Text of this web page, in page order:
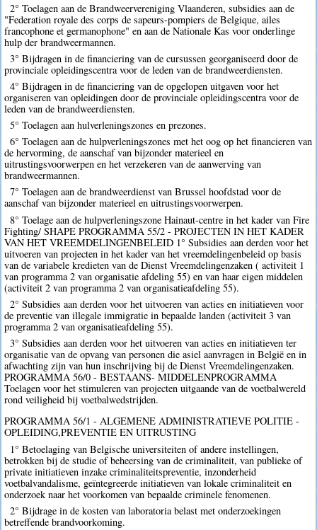
2° Toelagen aan de Brandweervereniging Vlaanderen, subsidies aan de
"Federation royale des corps de sapeurs-pompiers de Belgique, ailes
francophone et germanophone" en aan de Nationale Kas voor onderlinge
hulp der brandweermannen.
3° Bijdragen in de financiering van de cursussen georganiseerd door de
provinciale opleidingscentra voor de leden van de brandweerdiensten.
4° Bijdragen in de financiering van de opgelopen uitgaven voor het
organiseren van opleidingen door de provinciale opleidingscentra voor de
leden van de brandweerdiensten.
5° Toelagen aan hulverleningszones en prezones.
6° Toelagen aan de hulpverleningszones met het oog op het financieren van
de hervorming, de aanschaf van bijzonder materieel en
uitrustingsvoorwerpen en het verzekeren van de aanwerving van
brandweermannen.
7° Toelagen aan de brandweerdienst van Brussel hoofdstad voor de
aanschaf van bijzonder materieel en uitrustingsvoorwerpen.
8° Toelage aan de hulpverleningszone Hainaut-centre in het kader van Fire
Fighting/ SHAPE PROGRAMMA 55/2 - PROJECTEN IN HET KADER
VAN HET VREEMDELINGENBELEID 1° Subsidies aan derden voor het
uitvoeren van projecten in het kader van het vreemdelingenbeleid op basis
van de variabele kredieten van de Dienst Vreemdelingenzaken ( activiteit 1
van programma 2 van organisatie afdeling 55) en van haar eigen middelen
(activiteit 2 van programma 2 van organisatieafdeling 55).
2° Subsidies aan derden voor het uitvoeren van acties en initiatieven voor
de preventie van illegale immigratie in bepaalde landen (activiteit 3 van
programma 2 van organisatieafdeling 55).
3° Subsidies aan derden voor het uitvoeren van acties en initiatieven ter
organisatie van de opvang van personen die asiel aanvragen in België en in
afwachting zijn van hun inschrijving bij de Dienst Vreemdelingenzaken.
PROGRAMMA 56/0 - BESTAANS- MIDDELENPROGRAMMA
Toelagen voor het stimuleren van projecten uitgaande van de voetbalwereld
rond veiligheid bij voetbalwedstrijden.
PROGRAMMA 56/1 - ALGEMENE ADMINISTRATIEVE POLITIE -
OPLEIDING,PREVENTIE EN UITRUSTING
1° Betoelaging van Belgische universiteiten of andere instellingen,
betrokken bij de studie of beheersing van de criminaliteit, van publieke of
private initiatieven inzake criminaliteitspreventie, inzonderheid
voetbalvandalisme, geïntegreerde initiatieven van lokale criminaliteit en
onderzoek naar het voorkomen van bepaalde criminele fenomenen.
2° Bijdrage in de kosten van laboratoria belast met onderzoekingen
betreffende brandvoorkoming.